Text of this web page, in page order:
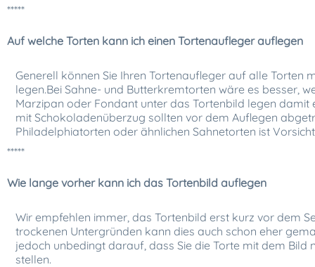
*****
Auf welche Torten kann ich einen Tortenaufleger auflegen
Generell können Sie Ihren Tortenaufleger auf alle Torten
legen.Bei Sahne- und Butterkremtorten wäre es besser,
Marzipan oder Fondant unter das Tortenbild legen damit
mit Schokoladenüberzug sollten vor dem Auflegen
Philadelphiatorten oder ähnlichen Sahnetorten ist
*****
Wie lange vorher kann ich das Tortenbild auflegen
Wir empfehlen immer, das Tortenbild erst kurz vor dem
trockenen Untergründen kann dies auch schon eher
jedoch unbedingt darauf, dass Sie die Torte mit dem Bild
stellen.